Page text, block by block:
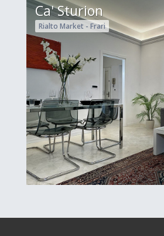
Ca' Sturion
Rialto Market - Frari